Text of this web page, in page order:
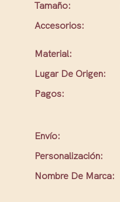
Tamaño:
Accesorios:
Material:
Lugar De Origen:
Pagos:
Envío:
Personalización:
Nombre De Marca: